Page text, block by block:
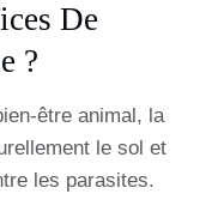
De
?
être animal, la
le sol et
les parasites.